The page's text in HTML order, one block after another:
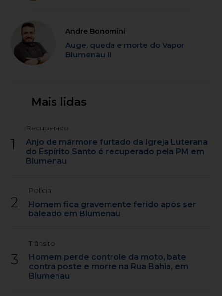
Andre Bonomini
Auge, queda e morte do Vapor
Blumenau II
Mais lidas
1
Recuperado
Anjo de mármore furtado da Igreja Luterana
do Espírito Santo é recuperado pela PM em
Blumenau
2
Polícia
Homem fica gravemente ferido após ser
baleado em Blumenau
3
Trânsito
Homem perde controle da moto, bate
contra poste e morre na Rua Bahia, em
Blumenau